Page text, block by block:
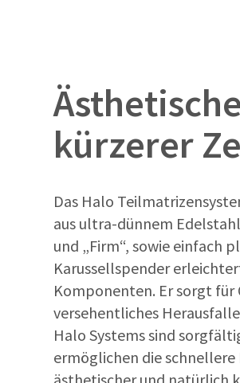
kürzerer
Das Halo
aus ultra-dünnem
und „Firm“, sowie einfach
Karussellspender
Komponenten. Er sorgt
versehentliches
Halo Systems sind
ermöglichen die